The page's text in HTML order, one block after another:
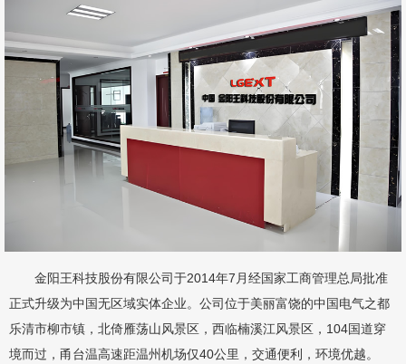
金阳王科技股份有限公司于2014年7月经国家工商管理总局批准
正式升级为中国无区域实体企业。公司位于美丽富饶的中国电气之都
乐清市柳市镇，北倚雁荡山风景区，西临楠溪江风景区，104国道穿
境而过，甬台温高速距温州机场仅40公里，交通便利，环境优越。